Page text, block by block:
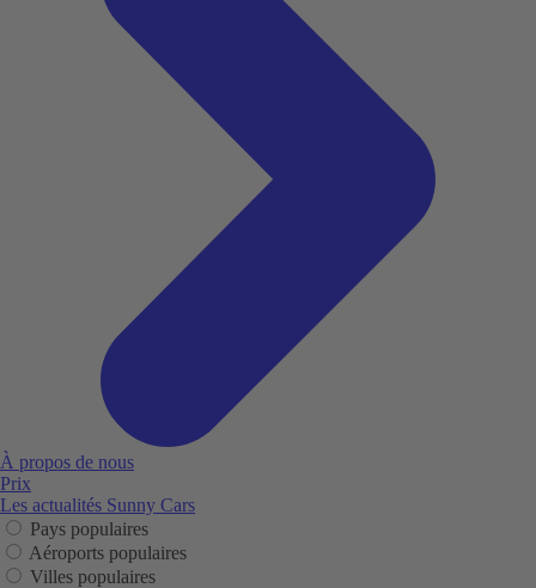
À propos de nous
Prix
Les actualités Sunny Cars
Pays populaires
Aéroports populaires
Villes populaires